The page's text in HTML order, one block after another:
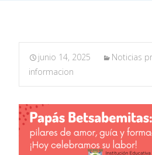
junio 14, 2025
Noticias
informacion